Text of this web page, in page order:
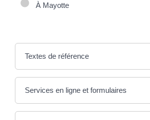
À Mayotte
Textes de référence
Services en ligne et formulaires